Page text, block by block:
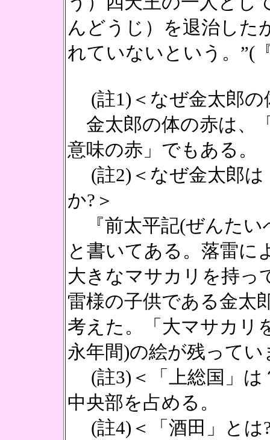
んどうじ）を退治した
れていないという。”(
(註1)＜なぜ金太郎の
金太郎の体の赤は、
意味の赤」でもある。
(註2)＜なぜ金太郎は
か?＞
『前太平記(ぜんたい
と書いてある。落雷に
大きなマサカリを持っ
雷様の子供である金太
考えた。「大マサカリ
永年間)の絵が残ってい
(註3)＜「上総国」は
中央部を占める。
(註4)＜「酒田」とは